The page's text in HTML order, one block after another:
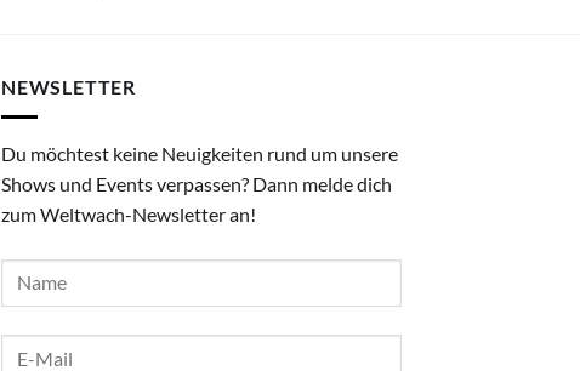
NEWSLETTER
Du möchtest keine Neuigkeiten rund um unsere
Shows und Events verpassen? Dann melde dich
zum Weltwach-Newsletter an!